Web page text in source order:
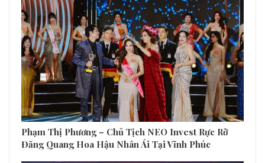
Phạm Thị Phương – Chủ Tịch NEO Invest Rực Rỡ
Đăng Quang Hoa Hậu Nhân Ái Tại Vĩnh Phúc